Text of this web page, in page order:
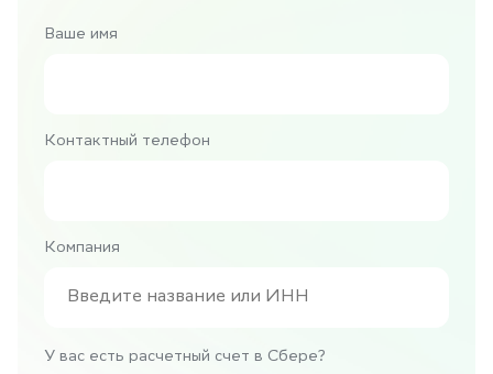
Ваше имя
Контактный телефон
Компания
У вас есть расчетный счет в Сбере?